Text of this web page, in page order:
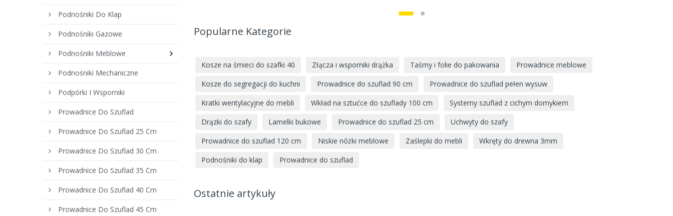
Popularne Kategorie
Kosze na śmieci do szafki 40 Złącza i wsporniki drążka Taśmy i folie do pakowania
Prowadnice meblowe
Kosze do segregacji do kuchni
Prowadnice do szuflad 90 cm
Prowadnice do szuflad pełen wysuw
Kratki wentylacyjne do mebli
Wkład na sztućce do szuflady 100 cm
Systemy szuflad z cichym domykiem
Drązki do szafy
Lamelki bukowe Prowadnice do szuflad 25 cm
Uchwyty do szafy
Prowadnice do szuflad 120 cm
Niskie nóżki meblowe Zaślepki do mebli
Wkręty do drewna 3mm
Podnośniki do klap
Prowadnice do szuflad
Ostatnie artykuły
Podnośniki Do Klap
Podnośniki Gazowe
Podnośniki Meblowe
Podnośniki Mechaniczne
Podpórki I Wsporniki
Prowadnice Do Szuflad
Prowadnice Do Szuflad 25 Cm
Prowadnice Do Szuflad 30 Cm
Prowadnice Do Szuflad 35 Cm
Prowadnice Do Szuflad 40 Cm
Prowadnice Do Szuflad 45 Cm